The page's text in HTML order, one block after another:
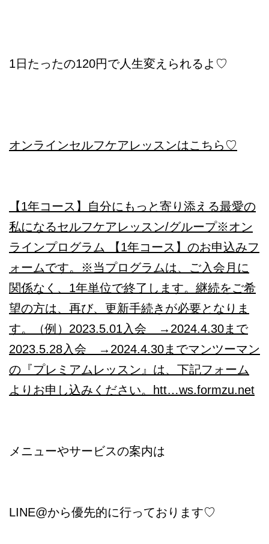
1日たったの120円で人生変えられるよ♡
オンラインセルフケアレッスンはこちら♡
【1年コース】自分にもっと寄り添える最愛の
私になるセルフケアレッスン/グループ※オン
ラインプログラム 【1年コース】のお申込みフ
ォームです。※当プログラムは、ご入会月に
関係なく、1年単位で終了します。継続をご希
望の方は、再び、更新手続きが必要となりま
す。（例）2023.5.01入会 →2024.4.30まで
2023.5.28入会 →2024.4.30までマンツーマン
の『プレミアムレッスン』は、下記フォーム
よりお申し込みください。htt…ws.formzu.net
メニューやサービスの案内は
LINE@から優先的に行っております♡